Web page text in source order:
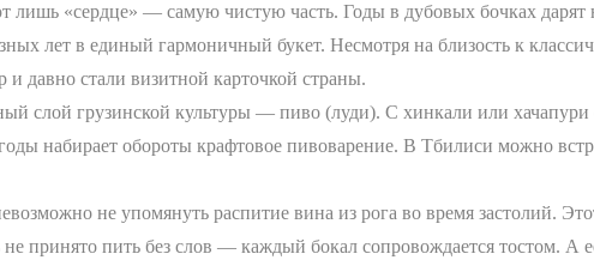
«сердце» — самую чистую часть. Годы в дубовых бочках дарят
лет в единый гармоничный букет. Несмотря на близость к
давно стали визитной карточкой страны.
слой грузинской культуры — пиво (луди). С хинкали или
набирает обороты крафтовое пивоварение. В Тбилиси можно
не упомянуть распитие вина из рога во время застолий.
принято пить без слов — каждый бокал сопровождается тостом. А